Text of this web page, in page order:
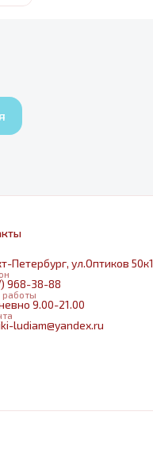
Петербург, ул.Оптиков 50к1
968-38-88
9.00-21.00
ludiam@yandex.ru